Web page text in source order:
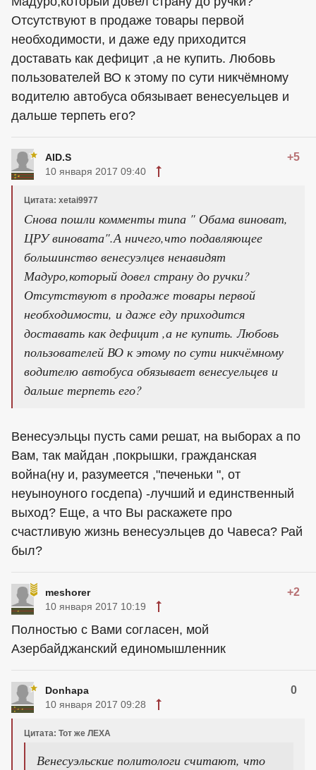
Отсутствуют в продаже товары первой
необходимости, и даже еду приходится
доставать как дефицит ,а не купить. Любовь
пользователей ВО к этому по сути никчёмному
водителю автобуса обязывает венесуельцев и
дальше терпеть его?
AID.S +5
10 января 2017 09:40
Цитата: xetai9977
Снова пошли комменты типа " Обама виноват,
ЦРУ виновата".А ничего,что подавляющее
большинство венесуэлцев ненавидят
Мадуро,который довел страну до ручки?
Отсутствуют в продаже товары первой
необходимости, и даже еду приходится
доставать как дефицит ,а не купить. Любовь
пользователей ВО к этому по сути никчёмному
водителю автобуса обязывает венесуельцев и
дальше терпеть его?
Венесуэльцы пусть сами решат, на выборах а по
Вам, так майдан ,покрышки, гражданская
война(ну и, разумеется ,"печеньки ", от
неуыноуного госдепа) -лучший и единственный
выход? Еще, а что Вы раскажете про
счастливую жизнь венесуэльцев до Чавеса? Рай
был?
meshorer +2
10 января 2017 10:19
Полностью с Вами согласен, мой
Азербайджанский единомышленник
Donhapa 0
10 января 2017 09:28
Цитата: Тот же ЛЕХА
Венесуэльские политологи считают, что